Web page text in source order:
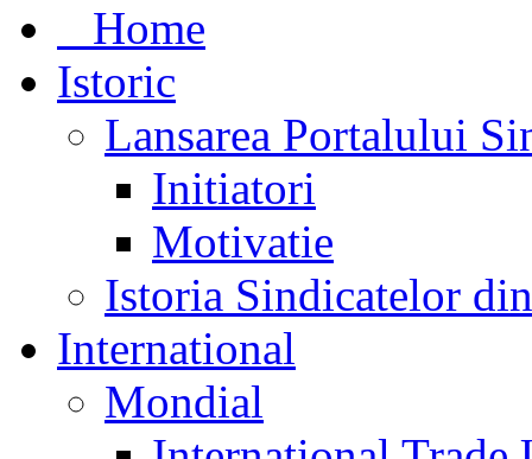
Home
Istoric
Lansarea Portalului
Initiatori
Motivatie
Istoria Sindicatelor
International
Mondial